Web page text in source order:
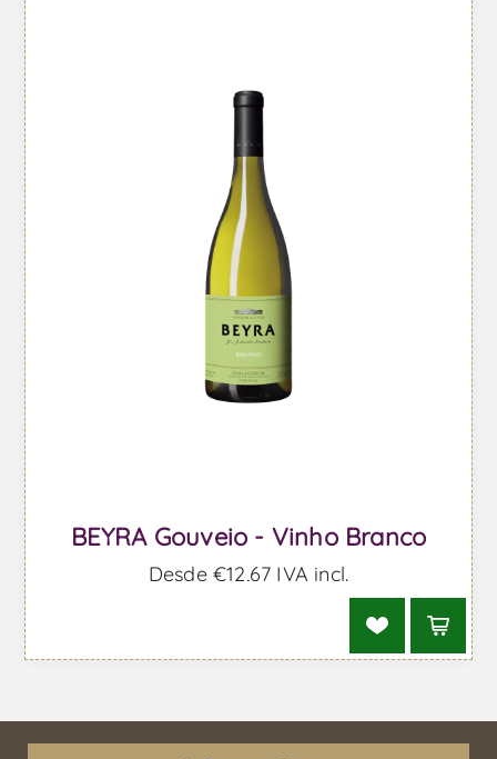
BEYRA Gouveio - Vinho Branco
Desde €12,67 IVA incl.